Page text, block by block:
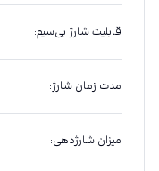
قابلیت شارژ بی‌سیم:
مدت زمان شارژ:
میزان شارژدهی: